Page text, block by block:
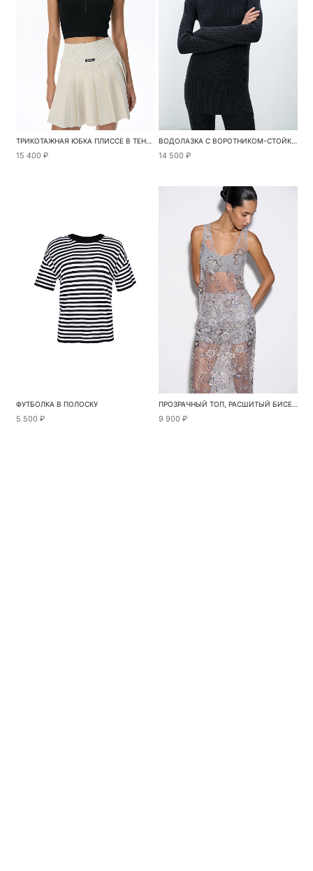
ТРИКОТАЖНАЯ ЮБКА ПЛИССЕ В ТЕННИСНОМ СТИЛЕ
15 400 ₽
ВОДОЛАЗКА С ВОРОТНИКОМ-СТОЙКОЙ
14 500 ₽
ФУТБОЛКА В ПОЛОСКУ
5 500 ₽
ПРОЗРАЧНЫЙ ТОП, РАСШИТЫЙ БИСЕРОМ
9 900 ₽